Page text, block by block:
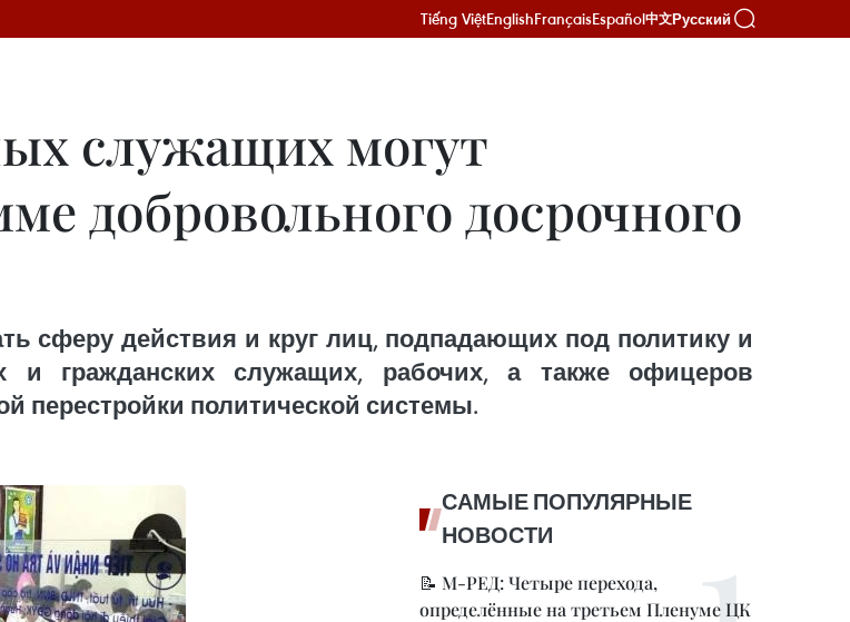
Tiếng ViệtEnglishFrançaisEspañol中文Русский
служащих могут
добровольного досрочного
сферу действия и круг лиц, подпадающих под политику и
и гражданских служащих, рабочих, а также офицеров
перестройки политической системы.
САМЫЕ ПОПУЛЯРНЫЕ
НОВОСТИ
📝 М-РЕД: Четыре перехода,
определённые на третьем Пленуме ЦК